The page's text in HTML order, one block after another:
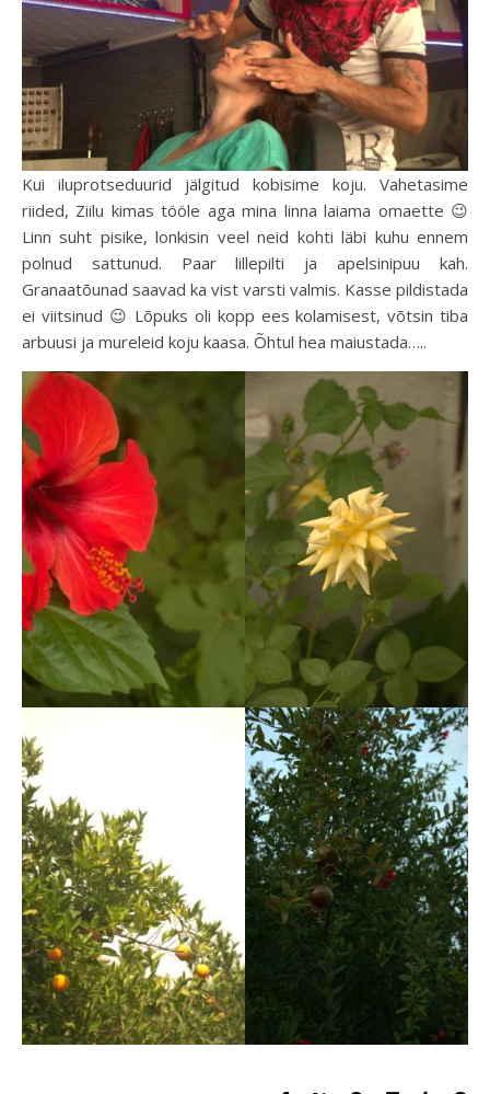
Kui iluprotseduurid jälgitud kobisime koju. Vahetasime
riided, Ziilu kimas tööle aga mina linna laiama omaette 😉
Linn suht pisike, lonkisin veel neid kohti läbi kuhu ennem
polnud sattunud. Paar lillepilti ja apelsinipuu kah.
Granaatõunad saavad ka vist varsti valmis. Kasse pildistada
ei viitsinud 😉 Lõpuks oli kopp ees kolamisest, võtsin tiba
arbuusi ja mureleid koju kaasa. Õhtul hea maiustada…..